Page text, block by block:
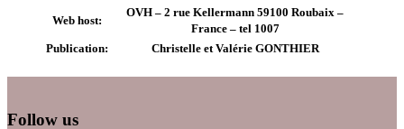
Web host:
OVH – 2 rue Kellermann 59100 Roubaix –
France – tel 1007
Publication:
Christelle et Valérie GONTHIER
Follow us